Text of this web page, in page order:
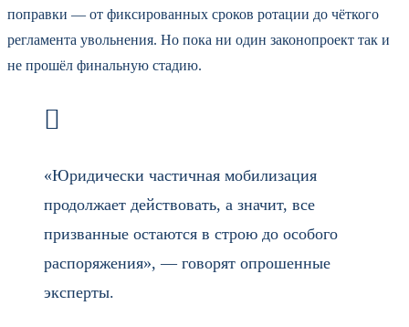
поправки — от фиксированных сроков ротации до чёткого
регламента увольнения. Но пока ни один законопроект так и
не прошёл финальную стадию.
«Юридически частичная мобилизация
продолжает действовать, а значит, все
призванные остаются в строю до особого
распоряжения», — говорят опрошенные
эксперты.